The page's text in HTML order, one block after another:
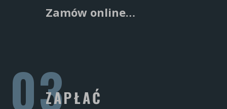
Zamów online…
ZAPŁAĆ